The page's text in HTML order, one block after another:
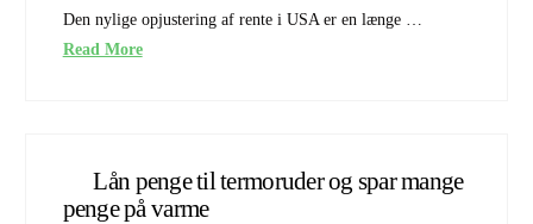
Den nylige opjustering af rente i USA er en længe …
Read More
Lån penge til termoruder og spar mange
penge på varme